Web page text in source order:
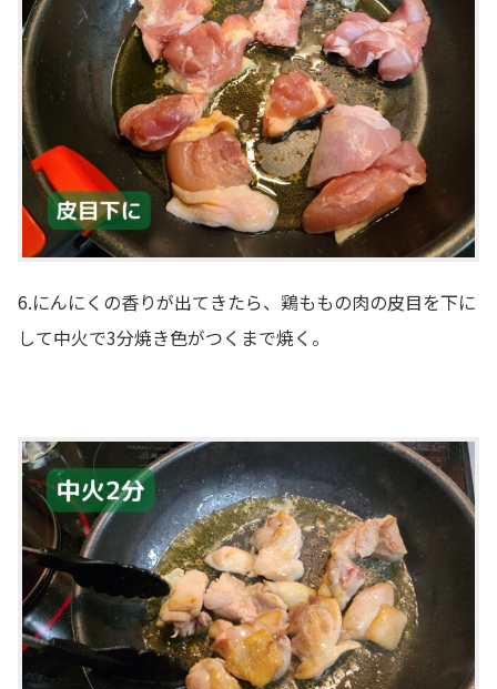
6.にんにくの香りが出てきたら、鶏ももの肉の皮目を下に
して中火で3分焼き色がつくまで焼く。